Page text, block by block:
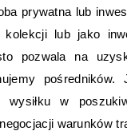
prywatna lub
kolekcji lub jako
pozwala na
w
warunków